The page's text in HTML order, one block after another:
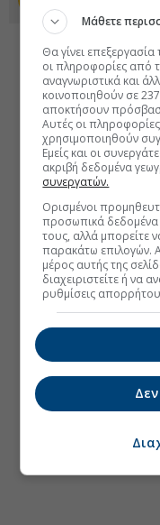
Μάθετε
Θα γίνει
οι πληροφορίες από
αναγνωριστικά και
κοινοποιηθούν σε
αποκτήσουν
Αυτές οι
χρησιμοποιηθούν
Εμείς και οι
ακριβή δεδομένα
συνεργατών.
Ορισμένοι
προσωπικά
τους, αλλά μπορείτε
παρακάτω επιλογών.
μέρος αυτής της
διαχειριστείτε ή να
ρυθμίσεις